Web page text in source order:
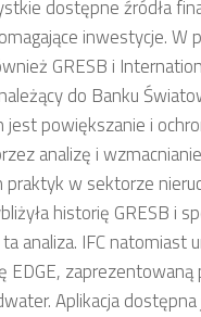
dostępne źródła
inwestycje. W
GRESB i
do Banku
jest powiększanie i
analizę i wzmacnianie
w sektorze
historię GRESB i
analiza. IFC natomiast
EDGE,
Aplikacja